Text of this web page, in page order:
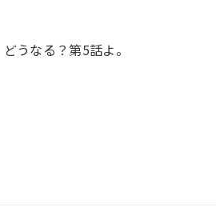
うなる？第5話よ。